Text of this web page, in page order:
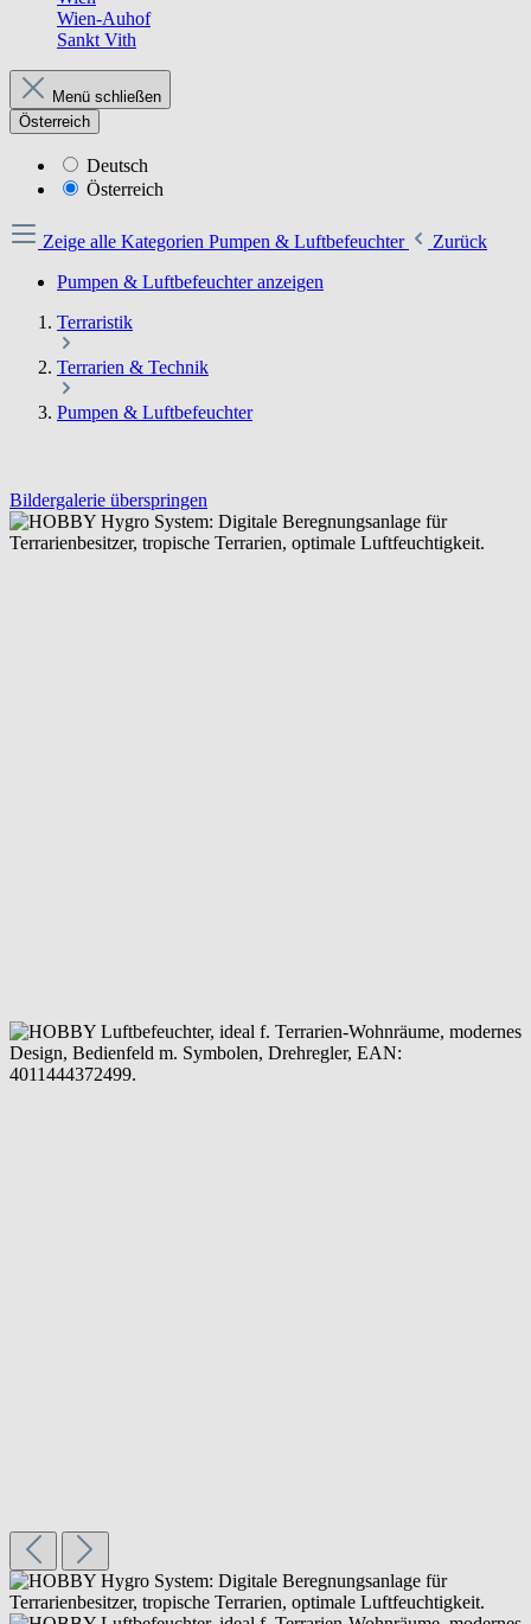
Wien-Auhof
Sankt Vith
Menü schließen
Österreich
Deutsch
Österreich
Zeige alle Kategorien Pumpen & Luftbefeuchter
Zurück
Pumpen & Luftbefeuchter anzeigen
Terraristik
Terrarien & Technik
Pumpen & Luftbefeuchter
Bildergalerie überspringen